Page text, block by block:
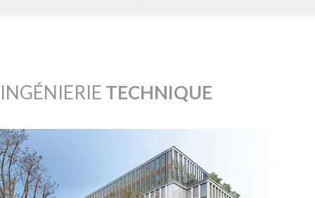
INGÉNIERIE TECHNIQUE